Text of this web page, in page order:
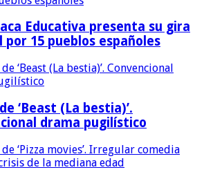
Educativa presenta su gira
por 15 pueblos españoles
‘Beast (La bestia)’.
drama pugilístico